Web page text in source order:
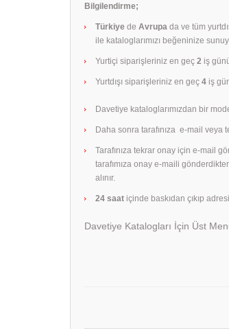
Bilgilendirme;
Türkiye de Avrupa da ve tüm
ile kataloglarımızı beğeninize
Yurtiçi siparişleriniz en geç 2 iş
Yurtdışı siparişleriniz en geç 4 iş
Davetiye kataloglarımızdan bir
Daha sonra tarafınıza e-mail veya
Tarafınıza tekrar onay için e-mail
tarafımıza onay e-maili
alınır.
24 saat içinde baskıdan çıkıp
Davetiye Katalogları İçin Üst